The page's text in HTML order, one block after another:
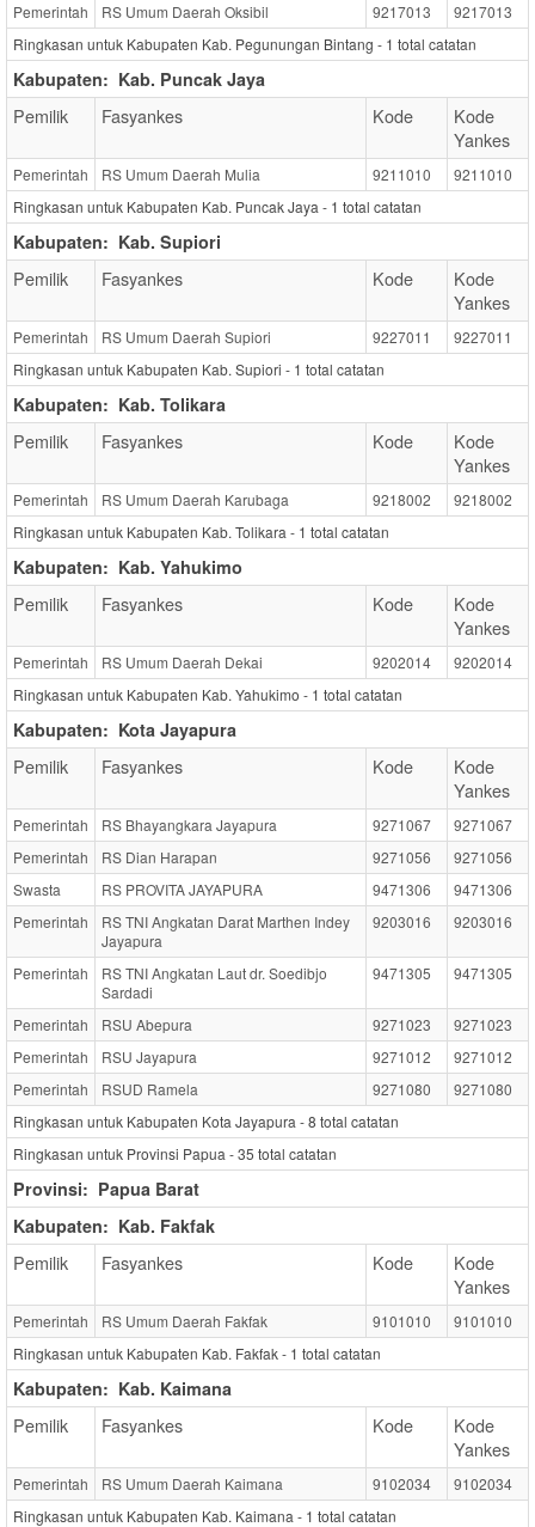
Pemerintah RS Umum Daerah Oksibil 9217013
9217013
Ringkasan untuk Kabupaten Kab. Pegunungan Bintang - 1 total catatan
Kabupaten: Kab. Puncak Jaya
Pemilik Fasyankes Kode
Kode
Yankes
Pemerintah RS Umum Daerah Mulia 9211010
9211010
Ringkasan untuk Kabupaten Kab. Puncak Jaya - 1 total catatan
Kabupaten: Kab. Supiori
Pemilik Fasyankes Kode
Kode
Yankes
Pemerintah RS Umum Daerah Supiori 9227011
9227011
Ringkasan untuk Kabupaten Kab. Supiori - 1 total catatan
Kabupaten: Kab. Tolikara
Pemilik Fasyankes Kode
Kode
Yankes
Pemerintah RS Umum Daerah Karubaga 9218002
9218002
Ringkasan untuk Kabupaten Kab. Tolikara - 1 total catatan
Kabupaten: Kab. Yahukimo
Pemilik Fasyankes Kode
Kode
Yankes
Pemerintah RS Umum Daerah Dekai 9202014
9202014
Ringkasan untuk Kabupaten Kab. Yahukimo - 1 total catatan
Kabupaten: Kota Jayapura
Pemilik Fasyankes Kode
Kode
Yankes
Pemerintah RS Bhayangkara Jayapura 9271067
9271067
Pemerintah
RS Dian Harapan 9271056
9271056
Swasta
RS PROVITA JAYAPURA 9471306
9471306
Pemerintah
RS TNI Angkatan Darat Marthen Indey
Jayapura
9203016 9203016
Pemerintah
RS TNI Angkatan Laut dr. Soedibjo
Sardadi
9471305 9471305
Pemerintah RSU Abepura 9271023
9271023
Pemerintah
RSU Jayapura 9271012
9271012
Pemerintah
RSUD Ramela 9271080
9271080
Ringkasan untuk Kabupaten Kota Jayapura -8 total catatan
Ringkasan untuk Provinsi Papua -35 total catatan
Provinsi: Papua Barat
Kabupaten: Kab. Fakfak
Pemilik Fasyankes Kode
Kode
Yankes
Pemerintah RS Umum Daerah Fakfak 9101010
9101010
Ringkasan untuk Kabupaten Kab. Fakfak - 1 total catatan
Kabupaten: Kab. Kaimana
Pemilik Fasyankes Kode
Kode
Yankes
Pemerintah RS Umum Daerah Kaimana 9102034
9102034
Ringkasan untuk Kabupaten Kab. Kaimana - 1 total catatan